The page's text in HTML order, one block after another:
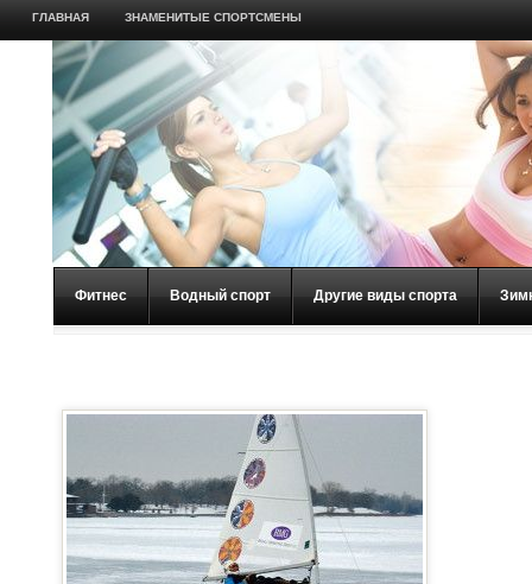
ГЛАВНАЯ ЗНАМЕНИТЫЕ СПОРТСМЕНЫ
Фитнес Водный спорт Другие виды спорта